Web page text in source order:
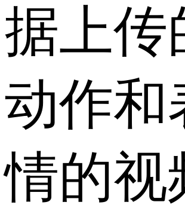
据上传
动作和
情的视